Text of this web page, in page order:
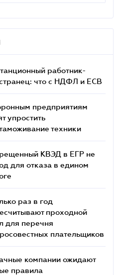
работник-
что с НДФЛ и ЕСВ
предприятиям
упростить
техники
КВЭД в ЕГР не
для отказа в едином
раз в год
проходной
для перечня
плательщиков
компании ожидают
правила